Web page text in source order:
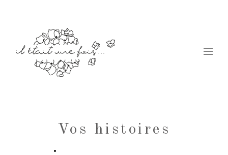
Vos histoires